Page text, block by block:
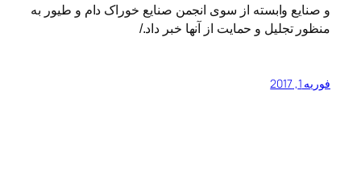
و صنایع وابسته از سوی انجمن صنایع خوراک دام و طیور به
منظور تجلیل و حمایت از آنها خبر داد./
فوریه 1, 2017